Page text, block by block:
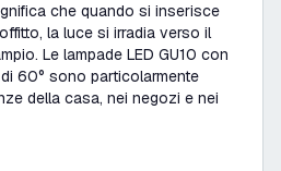
che quando si inserisce
la luce si irradia verso il
Le lampade LED GU10 con
60° sono particolarmente
della casa, nei negozi e nei